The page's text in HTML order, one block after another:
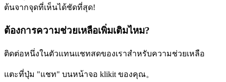
ต้นจากจุดที่เห็นได้ชัดที่สุด!
ต้องการความช่วยเหลือเพิ่มเติมไหม?
ติดต่อหนึ่งในตัวแทนแชทสดของเราสำหรับความช่วยเหลือ
แตะที่ปุ่ม "แชท" บนหน้าจอ klikit ของคุณ。